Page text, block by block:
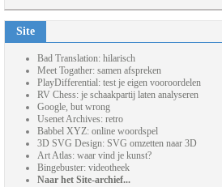
Site
Bad Translation: hilarisch
Meet Togather: samen afspreken
PlayDifferential: test je eigen vooroordelen
RV Chess: je schaakpartij laten analyseren
Google, but wrong
Usenet Archives: retro
Babbel XYZ: online woordspel
3D SVG Design: SVG omzetten naar 3D
Art Atlas: waar vind je kunst?
Bingebuster: videotheek
Naar het Site-archief...